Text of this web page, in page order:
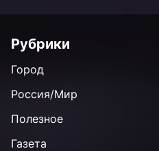
Рубрики
Город
Россия/Мир
Полезное
Газета